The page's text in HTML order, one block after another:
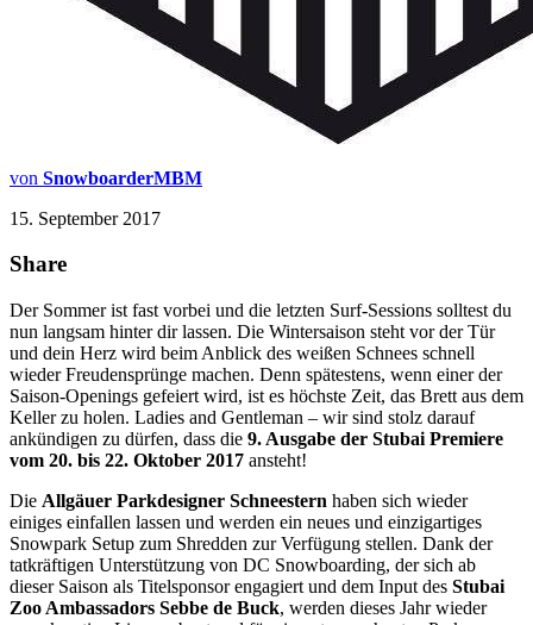
von SnowboarderMBM
15. September 2017
Share
Der Sommer ist fast vorbei und die letzten Surf-Sessions solltest du
nun langsam hinter dir lassen. Die Wintersaison steht vor der Tür
und dein Herz wird beim Anblick des weißen Schnees schnell
wieder Freudensprünge machen. Denn spätestens, wenn einer der
Saison-Openings gefeiert wird, ist es höchste Zeit, das Brett aus dem
Keller zu holen. Ladies and Gentleman – wir sind stolz darauf
ankündigen zu dürfen, dass die 9. Ausgabe der Stubai Premiere
vom 20. bis 22. Oktober 2017 ansteht!
Die Allgäuer Parkdesigner Schneestern haben sich wieder
einiges einfallen lassen und werden ein neues und einzigartiges
Snowpark Setup zum Shredden zur Verfügung stellen. Dank der
tatkräftigen Unterstützung von DC Snowboarding, der sich ab
dieser Saison als Titelsponsor engagiert und dem Input des Stubai
Zoo Ambassadors Sebbe de Buck, werden dieses Jahr wieder